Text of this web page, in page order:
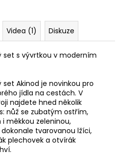
Videa (1) Diskuze
set s vývrtkou v moderním
Akinod je novinkou pro
jídla na cestách. V
najdete hned několik
nůž se zubatým ostřím,
měkkou zeleninou,
tvarovanou lžíci,
plechovek a otvírák